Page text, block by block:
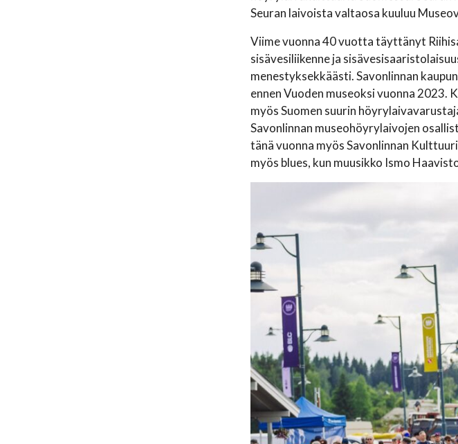
Seuran laivoista valtaosa kuuluu
Viime vuonna 40 vuotta täyttänyt
sisävesiliikenne ja
menestyksekkäästi. Savonlinnan
ennen Vuoden museoksi vuonna 2023.
myös Suomen suurin
Savonlinnan museohöyrylaivojen
tänä vuonna myös Savonlinnan
myös blues, kun muusikko Ismo